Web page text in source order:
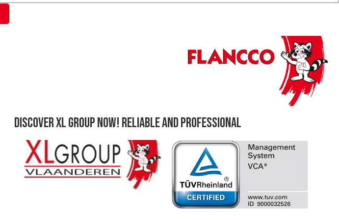
Discover XL Group now! Reliable and professional